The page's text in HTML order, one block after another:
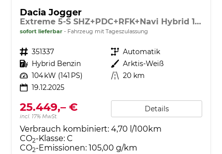
Dacia Jogger
Extreme 5-S SHZ+PDC+RFK+Navi Hybrid 140
sofort lieferbar Fahrzeug mit Tageszulassung
Fahrzeugnr. 351337 Getriebe Automatik
Kraftstoff Hybrid Benzin Außenfarbe Arktis-Weiß
Leistung 104 kW (141 PS) Kilometerstand 20 km
19.12.2025
25.449,– €
incl. 17% MwSt.
Details
Verbrauch kombiniert: 4,70 l/100km
CO2-Klasse: C
CO2-Emissionen: 105,00 g/km